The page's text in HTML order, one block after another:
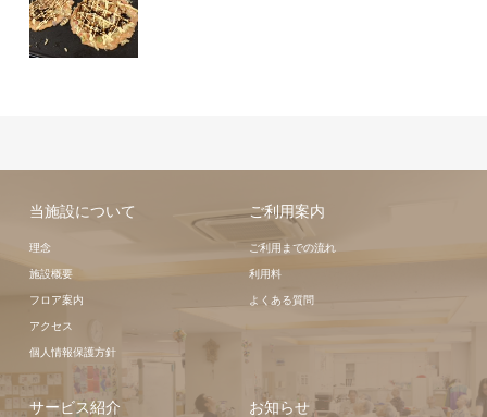
当施設について
理念
施設概要
フロア案内
アクセス
個人情報保護方針
ご利用案内
ご利用までの流れ
利用料
よくある質問
サービス紹介 お知らせ